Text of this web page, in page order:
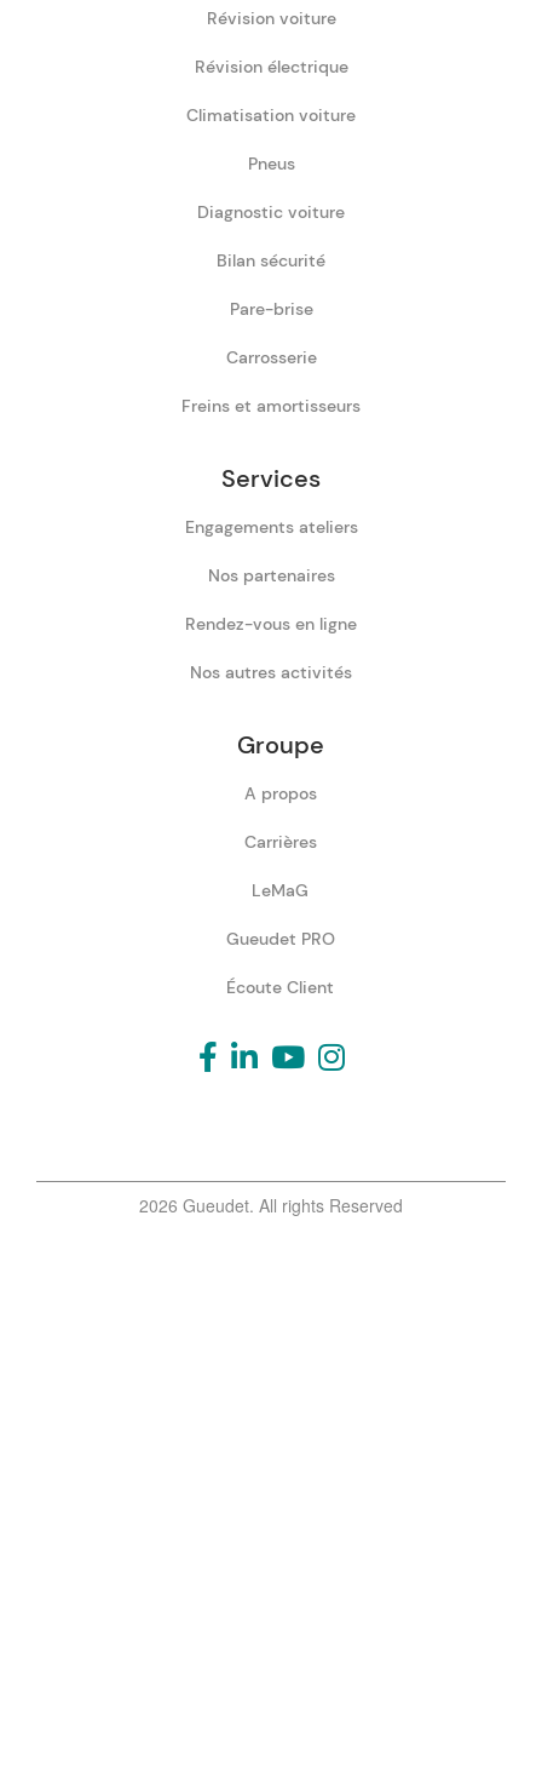
Révision voiture
Révision électrique
Climatisation voiture
Pneus
Diagnostic voiture
Bilan sécurité
Pare-brise
Carrosserie
Freins et amortisseurs
Services
Engagements ateliers
Nos partenaires
Rendez-vous en ligne
Nos autres activités
Groupe
A propos
Carrières
LeMaG
Gueudet PRO
Écoute Client
2026 Gueudet. All rights Reserved